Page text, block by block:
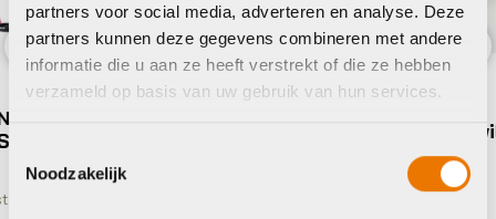
partners voor social media, adverteren en analyse. Deze
partners kunnen deze gegevens combineren met andere
informatie die u aan ze heeft verstrekt of die ze hebben
verzameld op basis van uw gebruik van hun services.
Toestemmingsselectie
Noodzakelijk
Previous
Kettingsloten
€ 169,99
Op voorraad in winkel